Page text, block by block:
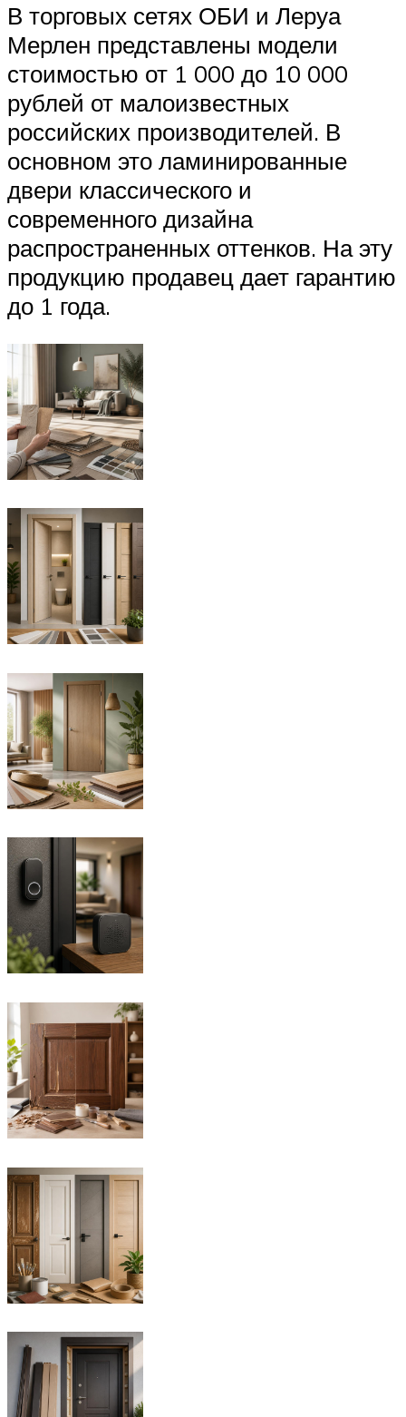
В торговых сетях ОБИ и Леруа
Мерлен представлены модели
стоимостью от 1 000 до 10 000
рублей от малоизвестных
российских производителей. В
основном это ламинированные
двери классического и
современного дизайна
распространенных оттенков. На эту
продукцию продавец дает гарантию
до 1 года.